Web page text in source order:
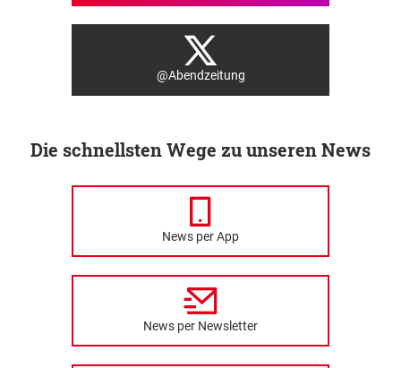
@Abendzeitung
Die schnellsten Wege zu unseren News
News per App
News per Newsletter